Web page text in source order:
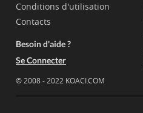
Conditions d'utilisation
Contacts
Besoin d'aide ?
Se Connecter
© 2008 - 2022 KOACI.COM